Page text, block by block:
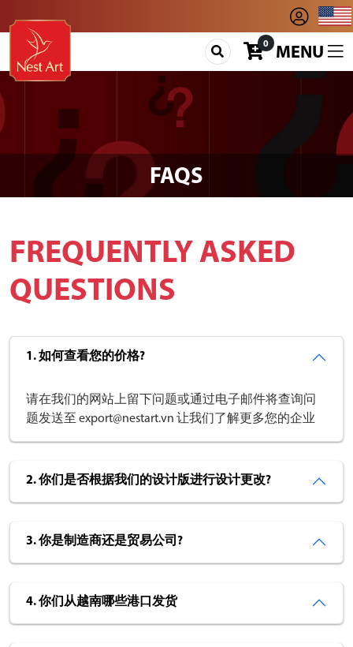
0 MENU
FAQS
FREQUENTLY ASKED
QUESTIONS
1. 如何查看您的价格?
请在我们的网站上留下问题或通过电子邮件将查询问
题发送至 export@nestart.vn 让我们了解更多您的企业
2. 你们是否根据我们的设计版进行设计更改?
3. 你是制造商还是贸易公司?
4. 你们从越南哪些港口发货